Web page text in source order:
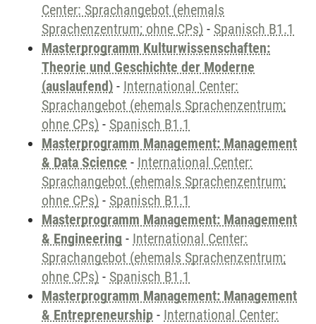
Center: Sprachangebot (ehemals
Sprachenzentrum; ohne CPs) - Spanisch B1.1
Masterprogramm Kulturwissenschaften:
Theorie und Geschichte der Moderne
(auslaufend) - International Center:
Sprachangebot (ehemals Sprachenzentrum;
ohne CPs) - Spanisch B1.1
Masterprogramm Management: Management
& Data Science - International Center:
Sprachangebot (ehemals Sprachenzentrum;
ohne CPs) - Spanisch B1.1
Masterprogramm Management: Management
& Engineering - International Center:
Sprachangebot (ehemals Sprachenzentrum;
ohne CPs) - Spanisch B1.1
Masterprogramm Management: Management
& Entrepreneurship - International Center: